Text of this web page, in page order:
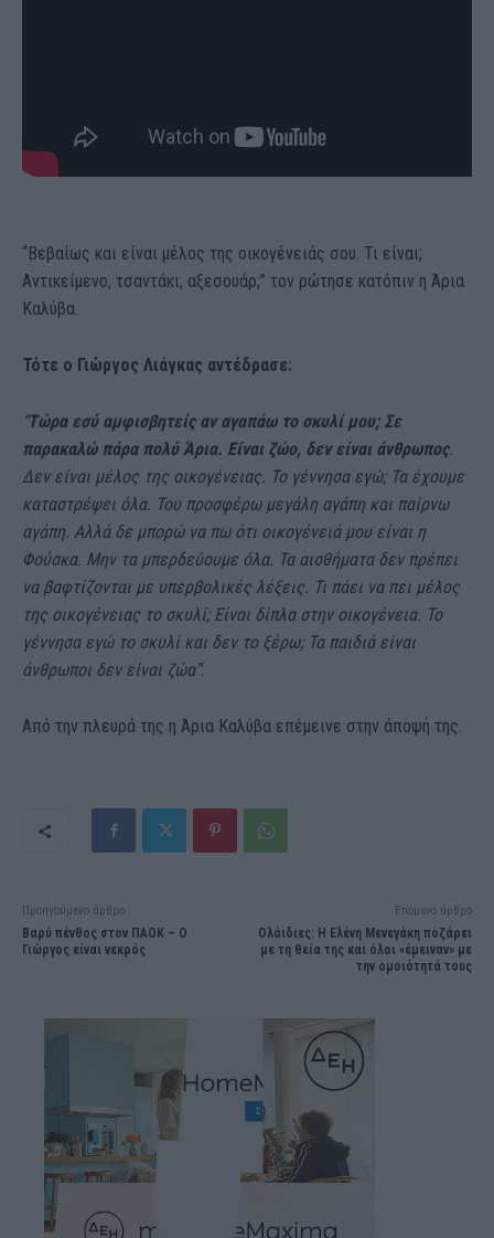
“Βεβαίως και είναι μέλος της οικογένειάς σου. Τι είναι;
Αντικείμενο, τσαντάκι, αξεσουάρ;” τον ρώτησε κατόπιν η Άρια
Καλύβα.
Τότε ο Γιώργος Λιάγκας αντέδρασε:
“Τώρα εσύ αμφισβητείς αν αγαπάω το σκυλί μου; Σε
παρακαλώ πάρα πολύ Άρια. Είναι ζώο, δεν είναι άνθρωπος.
Δεν είναι μέλος της οικογένειας. Το γέννησα εγώ; Τα έχουμε
καταστρέψει όλα. Του προσφέρω μεγάλη αγάπη και παίρνω
αγάπη. Αλλά δε μπορώ να πω ότι οικογένειά μου είναι η
Φούσκα. Μην τα μπερδεύουμε όλα. Τα αισθήματα δεν πρέπει
να βαφτίζονται με υπερβολικές λέξεις. Τι πάει να πει μέλος
της οικογένειας το σκυλί; Είναι δίπλα στην οικογένεια. Το
γέννησα εγώ το σκυλί και δεν το ξέρω; Τα παιδιά είναι
άνθρωποι δεν είναι ζώα”.
Από την πλευρά της η Άρια Καλύβα επέμεινε στην άποψή της.
Προηγούμενο άρθρο
Βαρύ πένθος στον ΠΑΟΚ – Ο
Γιώργος είναι νεκρός
Επόμενο άρθρο
Ολόιδιες: Η Ελένη Μενεγάκη ποζάρει
με τη θεία της και όλοι «έμειναν» με
την ομοιότητά τους